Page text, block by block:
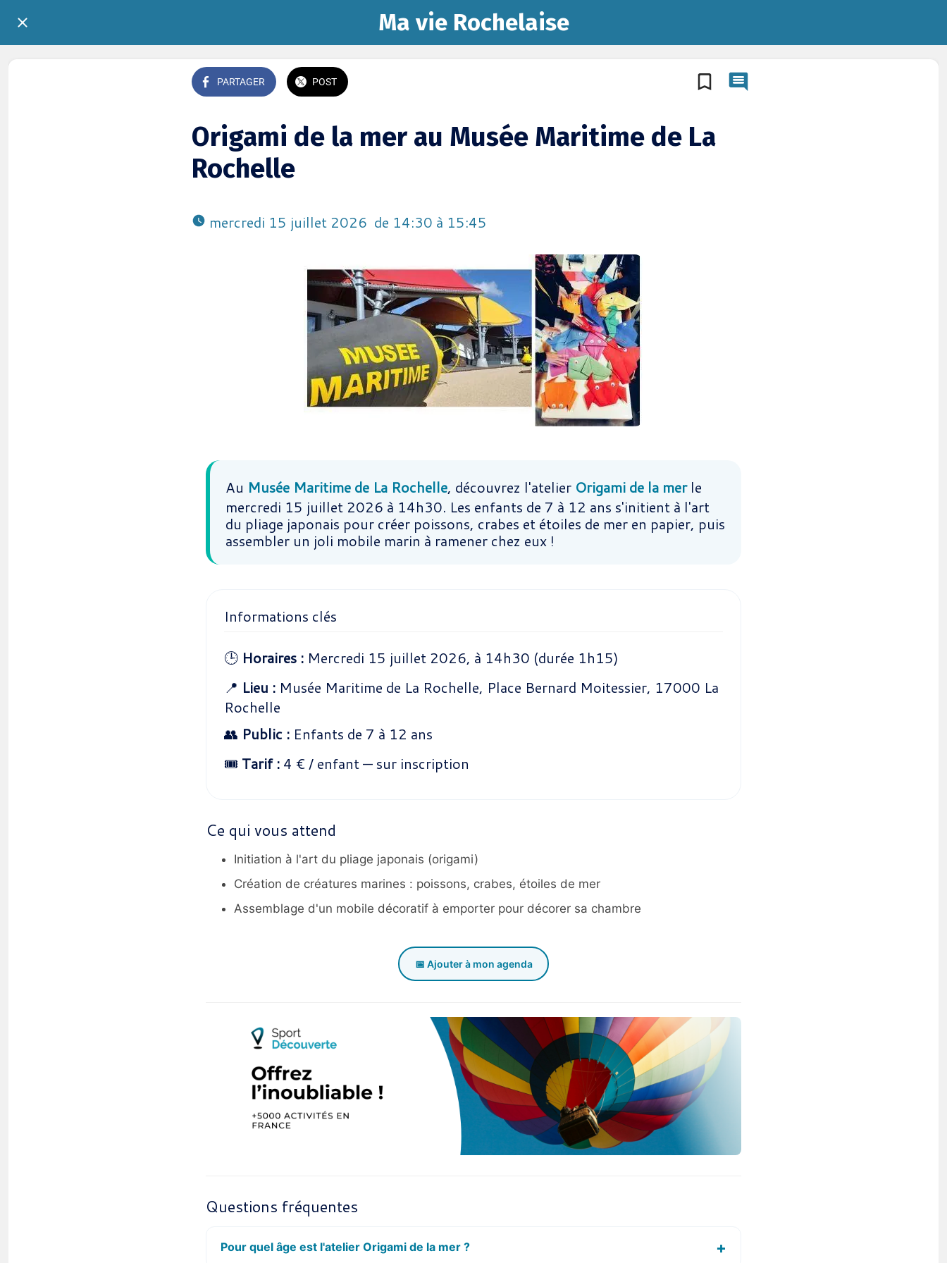
Ma vie Rochelaise
PARTAGER POST
Origami de la mer au Musée Maritime de La
Rochelle
mercredi 15 juillet 2026  de 14:30 à 15:45
Au Musée Maritime de La Rochelle, découvrez l'atelier Origami de la merle
mercredi 15 juillet 2026 à 14h30. Les enfants de 7 à 12 ans s'initient à l'art
du pliage japonais pour créer poissons, crabes et étoiles de mer en papier, puis
assembler un joli mobile marin à ramener chez eux !
Informations clés
🕒 Horaires : Mercredi 15 juillet 2026, à 14h30 (durée 1h15)
📍 Lieu : Musée Maritime de La Rochelle, Place Bernard Moitessier, 17000 La
Rochelle
👥 Public : Enfants de 7 à 12 ans
🎟️ Tarif : 4 € / enfant — sur inscription
Ce qui vous attend
Initiation à l'art du pliage japonais (origami)
Création de créatures marines : poissons, crabes, étoiles de mer
Assemblage d'un mobile décoratif à emporter pour décorer sa chambre
📅 Ajouter à mon agenda
Questions fréquentes
Pour quel âge est l'atelier Origami de la mer ?